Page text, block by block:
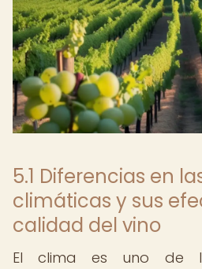
5.1 Diferencias en
climáticas y sus
calidad del vino
El clima es uno de